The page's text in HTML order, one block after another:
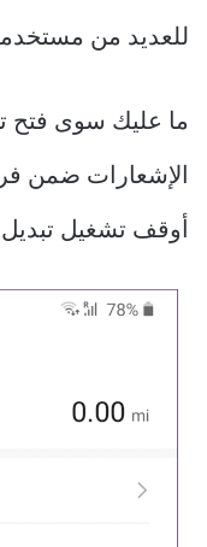
للعديد من
الإشعارات ضمن
أوقف تشغيل تبديل